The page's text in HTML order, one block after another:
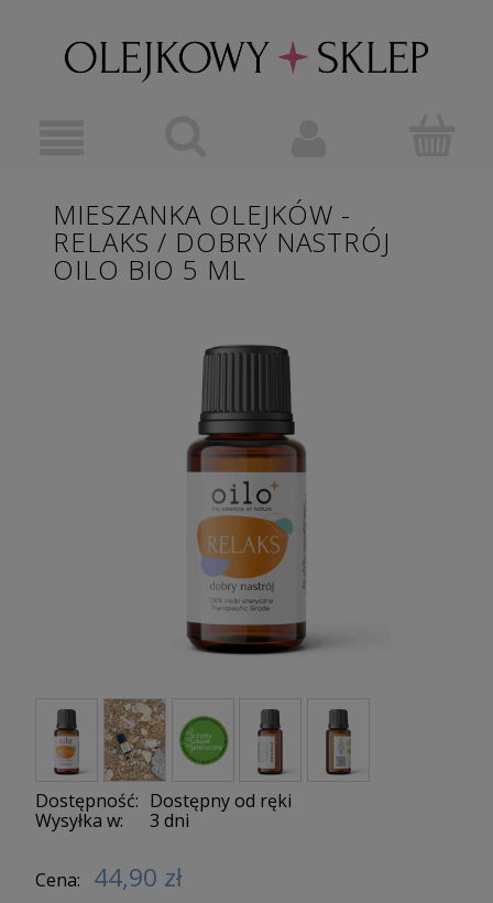
MIESZANKA OLEJKÓW -
RELAKS / DOBRY NASTRÓJ
OILO BIO 5 ML
Dostępność: Dostępny od ręki
Wysyłka w:
3 dni
Cena: 44,90 zł